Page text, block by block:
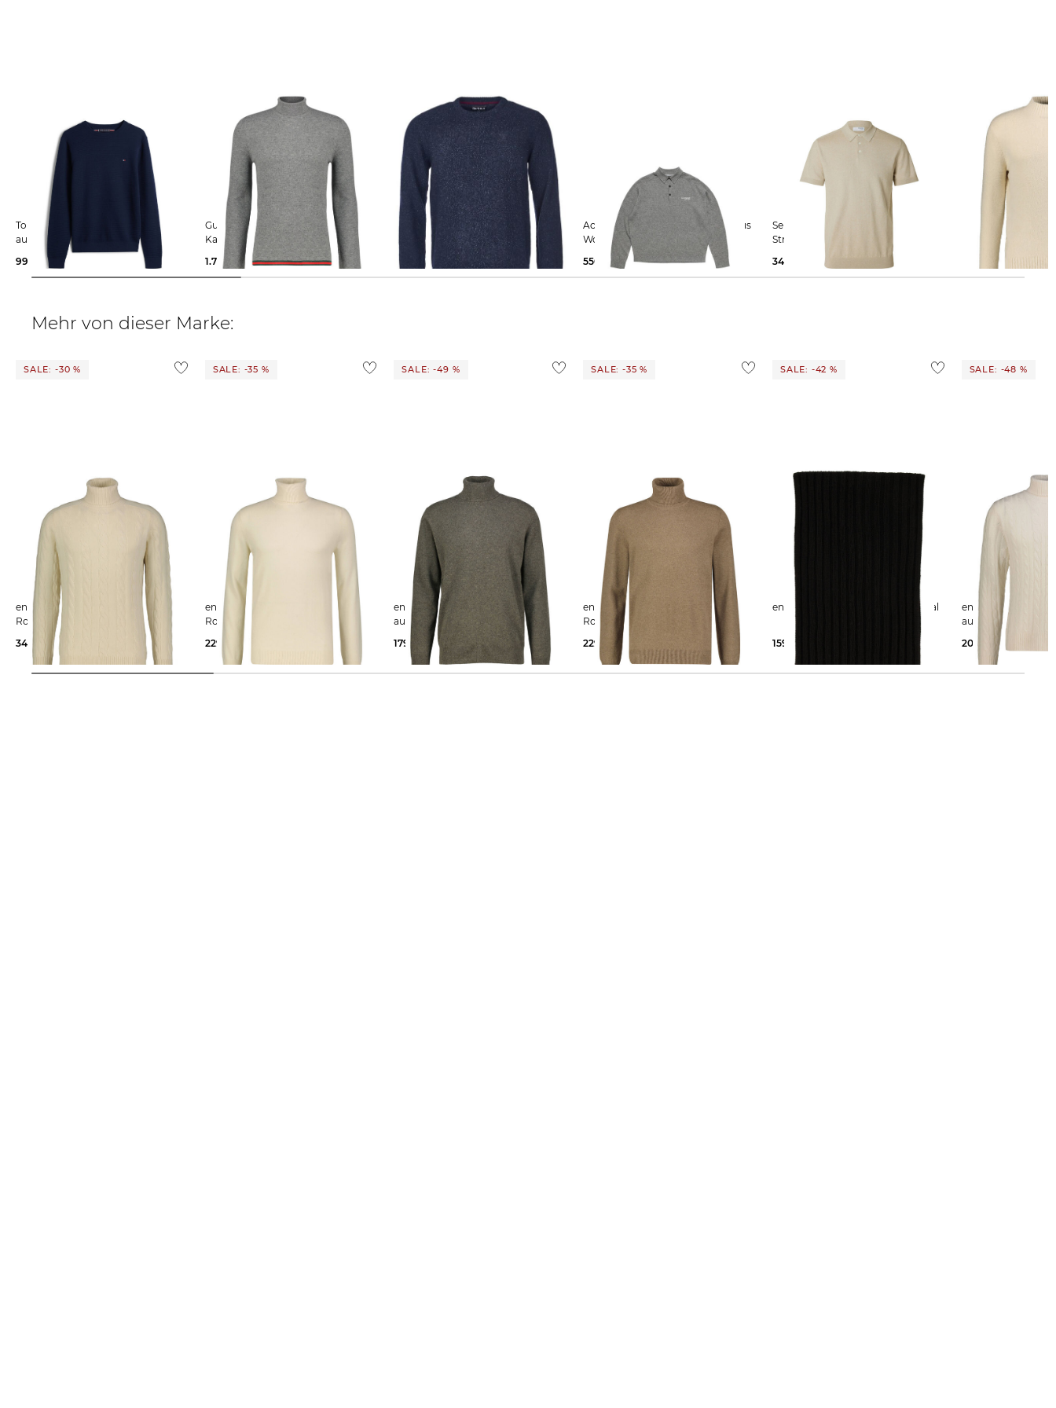
Tommy Hilfiger | Herren Pullover
aus Bio-Baumwolle
99,99 €
129,90 €
Gucci | Herren Pullover aus
Kaschmir
1.700,00 €
Barbour | Herren Strickpullover
TISBURY aus Wolle
72,29 €
99,90 €
Acne Studios | Herren Pullover aus
Wolle
550,00 €
Selected Homme | Herren
Strickpolo SLHBERG Regular Fit
34,99 €
49,99 €
Drykorn | Herren Strickpullover
69,97 €
Mehr von dieser Marke:
SALE: -30 %
engelhorn | Herren
Rollkragenpullover aus Kaschmir
349,00 €
SALE: -35 %
engelhorn | Herren
Rollkragenpullover aus Kaschmir
229,00 €
SALE: -49 %
engelhorn | Herren Strickpullover
aus Kaschmir
179,90 €
350,00 €
SALE: -35 %
engelhorn | Herren
Rollkragenpullover aus Kaschmir
229,00 €
SALE: -42 %
engelhorn | Herren Kaschmirschal
159,00 €
SALE: -48 %
engelhorn | Herren Strickpullover
aus Kaschmir
209,00 €